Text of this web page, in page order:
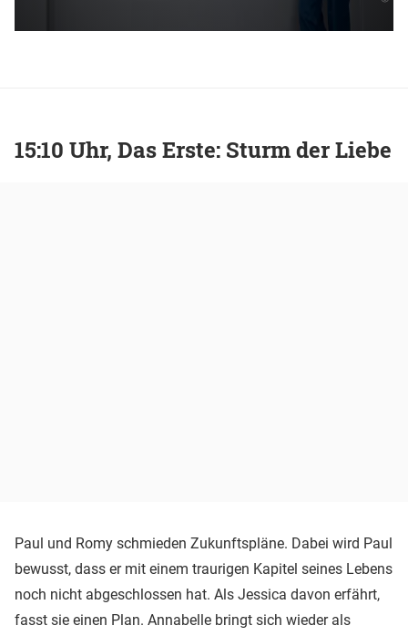
15:10 Uhr, Das Erste: Sturm der Liebe
Paul und Romy schmieden Zukunftspläne. Dabei wird Paul
bewusst, dass er mit einem traurigen Kapitel seines Lebens
noch nicht abgeschlossen hat. Als Jessica davon erfährt,
fasst sie einen Plan. Annabelle bringt sich wieder als